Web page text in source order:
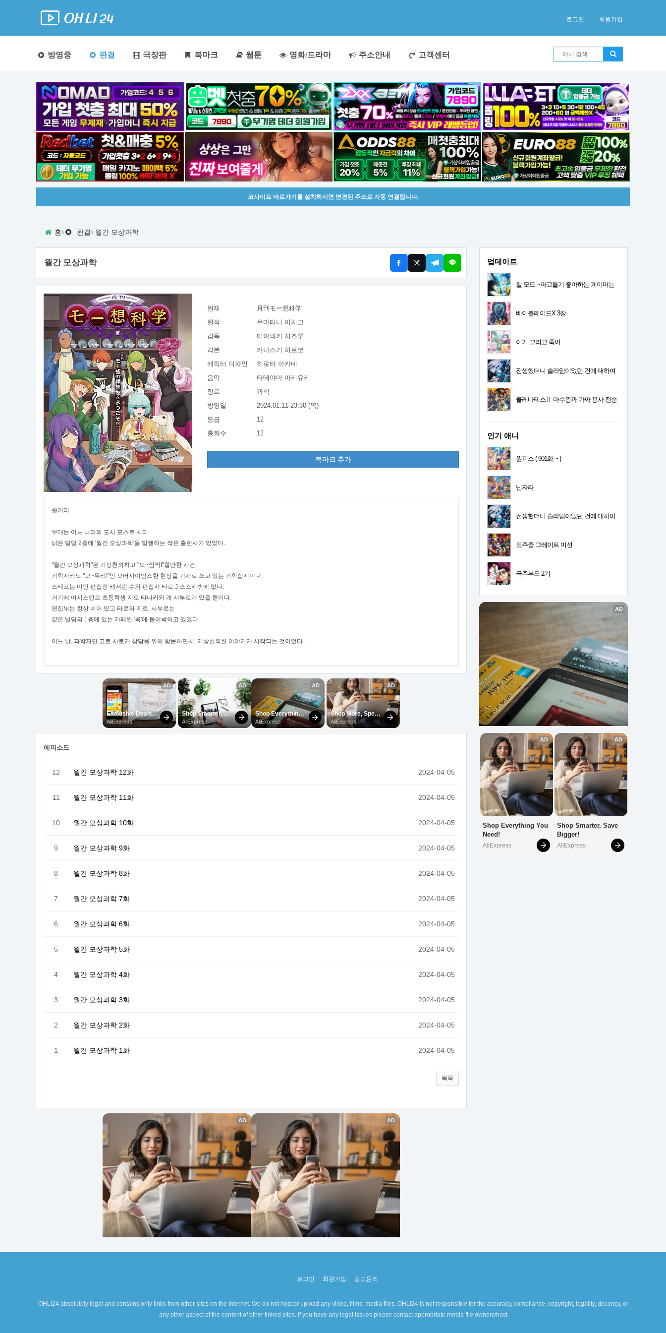
로그인 회원가입
방영중 완결 극장판 북마크 웹툰 영화/드라마 주소안내 고객센터
코사이트 바로가기를 설치하시면 변경된 주소로 자동 연결됩니다.
홈› 완결› 월간 모상과학
월간 모상과학
원제
月刊モー想科学
원작
우마타니 이치고
감독
미야와키 치즈루
각본
카나스기 히로코
캐릭터 디자인
히로타 아카네
음악
타테야마 아키유키
장르
과학
방영일
2024.01.11 23:30 (목)
등급
12
총화수
12
북마크 추가
줄거리
무대는 어느 나라의 도시 모스트 시티.
낡은 빌딩 2층에 '월간 모상과학'을 발행하는 작은 출판사가 있었다.
"월간 모상과학"은 기상천외하고 "모~깜짝!"할만한 사건,
과학자라도 "모~무리!"인 오버사이언스한 현상을 기사로 쓰고 있는 과학잡지이다.
스태프는 미인 편집장 캐서린 수와 편집자 타로 J 스즈키밖에 없다.
거기에 어시스턴트 초등학생 지로 타나카와 개 사부로가 있을 뿐이다.
편집부는 항상 비어 있고 타로와 지로, 사부로는
같은 빌딩의 1층에 있는 카페인 '록'에 틀어박히고 있었다.
어느 날, 과학자인 고로 사토가 상담을 위해 방문하면서, 기상천외한 이야기가 시작되는 것이었다…
에피소드
12 월간 모상과학 12화 2024-04-05
11 월간 모상과학 11화 2024-04-05
10 월간 모상과학 10화 2024-04-05
9 월간 모상과학 9화 2024-04-05
8 월간 모상과학 8화 2024-04-05
7 월간 모상과학 7화 2024-04-05
6 월간 모상과학 6화 2024-04-05
5 월간 모상과학 5화 2024-04-05
4 월간 모상과학 4화 2024-04-05
3 월간 모상과학 3화 2024-04-05
2 월간 모상과학 2화 2024-04-05
1 월간 모상과학 1화 2024-04-05
목록
업데이트
헬 모드 ~파고들기 좋아하는 게이머는
베이블레이드X 3장
이거 그리고 죽어
전생했더니 슬라임이었던 건에 대하여
클레바테스Ⅱ 마수왕과 가짜 용사 전승
인기 애니
원피스 ( 901화 ~ )
닌자라
전생했더니 슬라임이었던 건에 대하여
도주중 그레이트 미션
극주부도 2기
로그인 회원가입 광고문의
OHLI24 absolutely legal and contains only links from other sites on the Internet. We do not host or upload any video, films, media files. OHLI24 is not responsible for the accuracy, compliance, copyright, legality, decency, or
any other aspect of the content of other linked sites. If you have any legal issues please contact appropriate media file owners/host